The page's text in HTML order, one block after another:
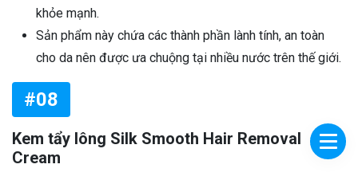
khỏe mạnh.
Sản phẩm này chứa các thành phần lành tính, an toàn
cho da nên được ưa chuộng tại nhiều nước trên thế giới.
#08
Kem tẩy lông Silk Smooth Hair Removal
Cream